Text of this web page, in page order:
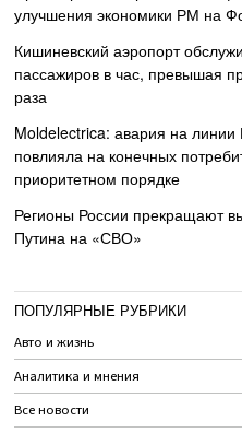
улучшения экономики РМ на
Кишиневский аэропорт
пассажиров в час, превышая
раза
Moldelectrica: авария на линии
повлияла на конечных
приоритетном порядке
Регионы России прекращают
Путина на «СВО»
ПОПУЛЯРНЫЕ РУБРИКИ
Авто и жизнь
Аналитика и мнения
Все новости